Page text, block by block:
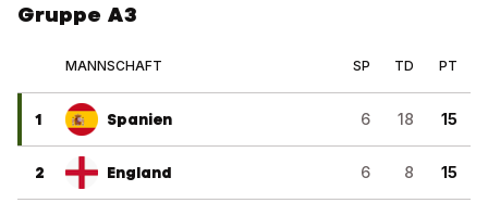
Gruppe A3
MANNSCHAFT SP TD PT
1 Spanien 6 18 15
2 England 6 8 15